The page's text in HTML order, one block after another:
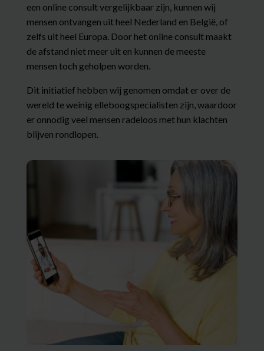
een online consult vergelijkbaar zijn, kunnen wij
mensen ontvangen uit heel Nederland en België, of
zelfs uit heel Europa. Door het online consult maakt
de afstand niet meer uit en kunnen de meeste
mensen toch geholpen worden.
Dit initiatief hebben wij genomen omdat er over de
wereld te weinig elleboogspecialisten zijn, waardoor
er onnodig veel mensen radeloos met hun klachten
blijven rondlopen.